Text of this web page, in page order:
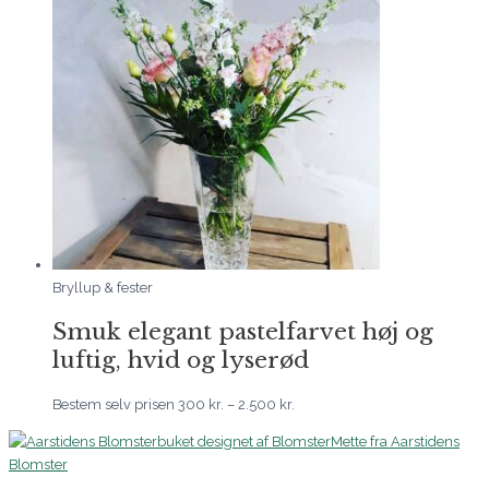
Bryllup & fester
Smuk elegant pastelfarvet høj og
luftig, hvid og lyserød
Bestem selv prisen 300 kr. – 2.500 kr.